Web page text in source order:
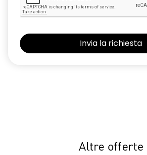
Altre offerte